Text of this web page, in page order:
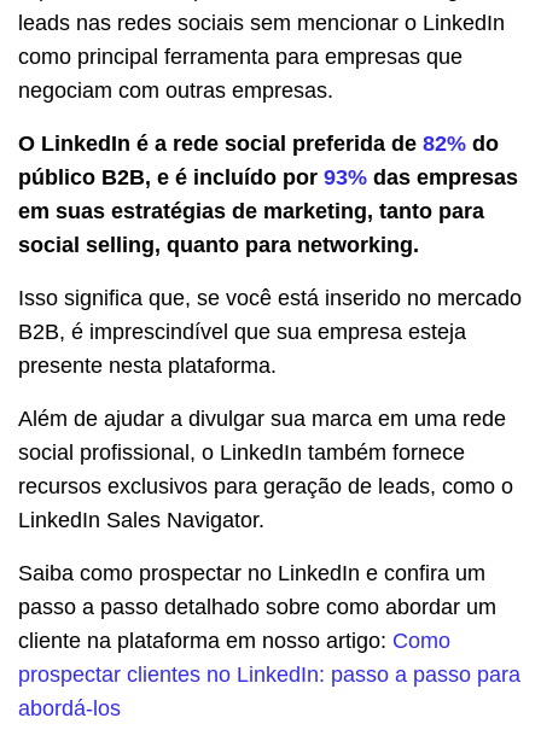
leads nas redes sociais sem mencionar o LinkedIn
como principal ferramenta para empresas que
negociam com outras empresas.
O LinkedIn é a rede social preferida de 82% do
público B2B, e é incluído por 93% das empresas
em suas estratégias de marketing, tanto para
social selling, quanto para networking.
Isso significa que, se você está inserido no mercado
B2B, é imprescindível que sua empresa esteja
presente nesta plataforma.
Além de ajudar a divulgar sua marca em uma rede
social profissional, o LinkedIn também fornece
recursos exclusivos para geração de leads, como o
LinkedIn Sales Navigator.
Saiba como prospectar no LinkedIn e confira um
passo a passo detalhado sobre como abordar um
cliente na plataforma em nosso artigo: Como
prospectar clientes no LinkedIn: passo a passo para
abordá-los